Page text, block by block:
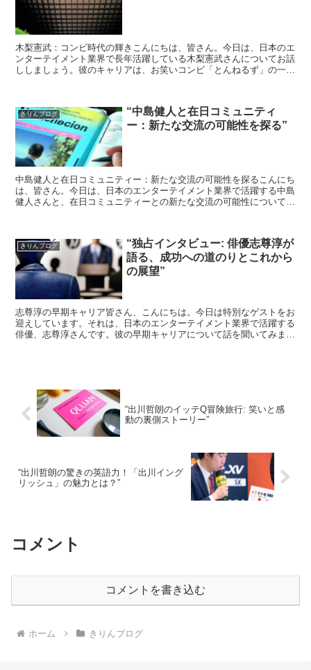
木梨憲武：コンビ時代の輝きこんにちは、皆さん。今日は、日本のエ
ンターテイメント業界で長年活躍している木梨憲武さんについてお話
ししましょう。彼のキャリアは、お笑いコンビ「とんねるず」の一員
きりんブログ
“中島健人と在日コミュニティ
ー：新たな交流の可能性を探る”
中島健人と在日コミュニティー：新たな交流の可能性を探るこんにち
は、皆さん。今日は、日本のエンターテイメント業界で活躍する中島
健人さんと、在日コミュニティーとの新たな交流の可能性について考
きりんブログ
“独占インタビュー: 俳優志尊淳が
語る、成功への道のりとこれから
の展望”
志尊淳の早期キャリア皆さん、こんにちは。今日は特別なゲストをお
迎えしています。それは、日本のエンターテイメント業界で活躍する
俳優、志尊淳さんです。彼の早期キャリアについて話を聞いてみまし
“出川哲朗のイッテQ冒険旅行: 笑いと感
動の裏側ストーリー”
“出川哲朗の驚きの英語力！「出川イング
リッシュ」の魅力とは？”
コメント
コメントを書き込む
ホーム きりんブログ